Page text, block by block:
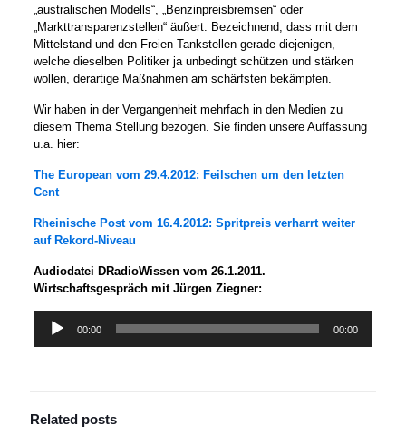
„australischen Modells“, „Benzinpreisbremsen“ oder
„Markttransparenzstellen“ äußert. Bezeichnend, dass mit dem
Mittelstand und den Freien Tankstellen gerade diejenigen,
welche dieselben Politiker ja unbedingt schützen und stärken
wollen, derartige Maßnahmen am schärfsten bekämpfen.
Wir haben in der Vergangenheit mehrfach in den Medien zu
diesem Thema Stellung bezogen. Sie finden unsere Auffassung
u.a. hier:
The European vom 29.4.2012: Feilschen um den letzten
Cent
Rheinische Post vom 16.4.2012: Spritpreis verharrt weiter
auf Rekord-Niveau
Audiodatei DRadioWissen vom 26.1.2011.
Wirtschaftsgespräch mit Jürgen Ziegner:
Audio-
Player
00:00 00:00
Related posts